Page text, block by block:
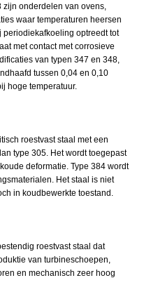
onderdelen van ovens,
waar temperaturen heersen
periodiekafkoeling optreedt tot
met contact met corrosieve
van typen 347 en 348,
tussen 0,04 en 0,10
hoge temperatuur.
roestvast staal met een
type 305. Het wordt toegepast
deformatie. Type 384 wordt
Het staal is niet
in koudbewerkte toestand.
roestvast staal dat
van turbineschoepen,
en mechanisch zeer hoog